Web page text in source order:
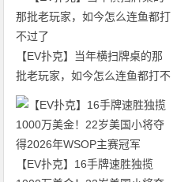
【EV扑克】当年横扫牌桌的那
批老玩家，如今怎么连鱼都打不
过了
【EV扑克】16手牌速胜独揽